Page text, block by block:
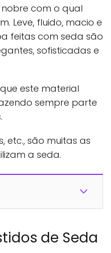
com o qual
Leve, fluido, macio e
feitas com seda são
sofisticadas e
este material
sempre parte
etc., são muitas as
a seda.
de Seda